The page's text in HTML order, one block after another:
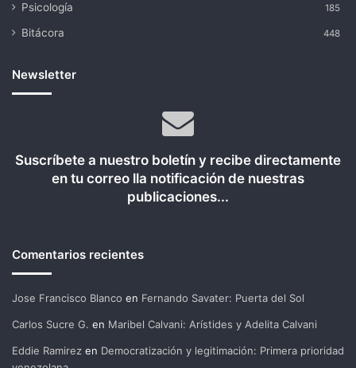
Psicología 185
Bitácora 448
Newsletter
Suscríbete a nuestro boletín y recibe directamente
en tu correo lla notificación de nuestras
publicaciones...
Comentarios recientes
Jose Francisco Blanco en Fernando Savater: Puerta del Sol
Carlos Sucre G. en Maribel Calvani: Arístides y Adelita Calvani
Eddie Ramirez en Democratización y legitimación: Primera prioridad